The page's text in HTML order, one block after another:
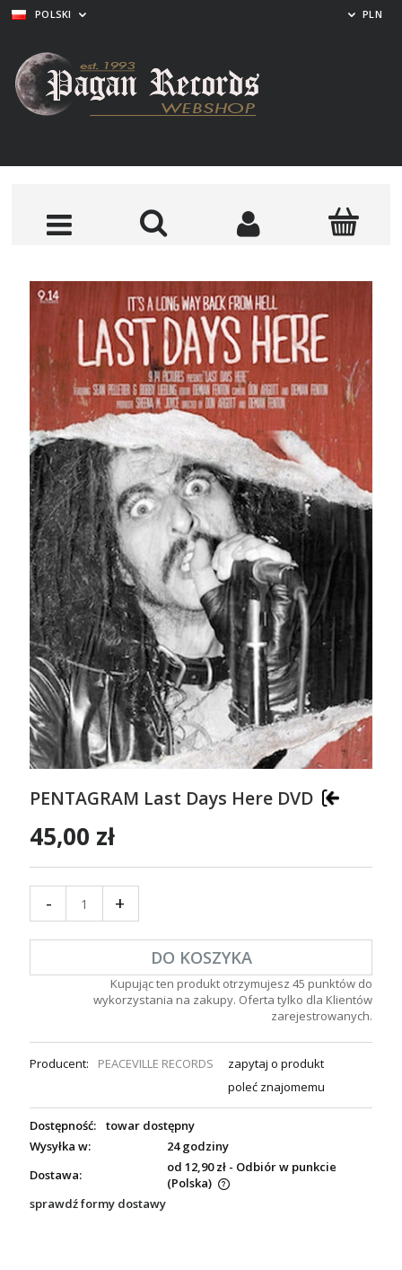
POLSKI PLN
PENTAGRAM Last Days Here DVD
45,00 zł
- +
DO KOSZYKA
Kupując ten produkt otrzymujesz 45 punktów do
wykorzystania na zakupy. Oferta tylko dla Klientów
zarejestrowanych.
Producent: PEACEVILLE RECORDS
zapytaj o produkt
poleć znajomemu
Dostępność:
towar dostępny
Wysyłka w:
24 godziny
Dostawa:
od 12,90 zł - Odbiór w punkcie
(Polska)
sprawdź formy dostawy